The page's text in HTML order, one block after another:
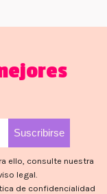
ello, consulte nuestra
legal.
de confidencialidad